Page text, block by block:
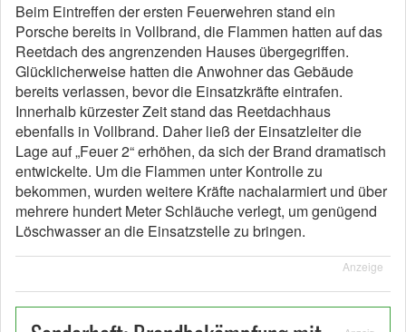
Beim Eintreffen der ersten Feuerwehren stand ein
Porsche bereits in Vollbrand, die Flammen hatten auf das
Reetdach des angrenzenden Hauses übergegriffen.
Glücklicherweise hatten die Anwohner das Gebäude
bereits verlassen, bevor die Einsatzkräfte eintrafen.
Innerhalb kürzester Zeit stand das Reetdachhaus
ebenfalls in Vollbrand. Daher ließ der Einsatzleiter die
Lage auf „Feuer 2“ erhöhen, da sich der Brand dramatisch
entwickelte. Um die Flammen unter Kontrolle zu
bekommen, wurden weitere Kräfte nachalarmiert und über
mehrere hundert Meter Schläuche verlegt, um genügend
Löschwasser an die Einsatzstelle zu bringen.
Anzeige